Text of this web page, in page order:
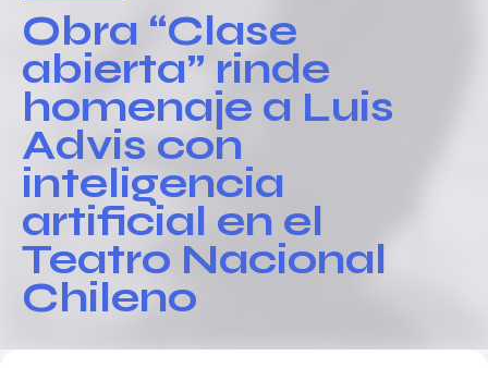
Obra “Clase
abierta” rinde
homenaje a Luis
Advis con
inteligencia
artificial en el
Teatro Nacional
Chileno